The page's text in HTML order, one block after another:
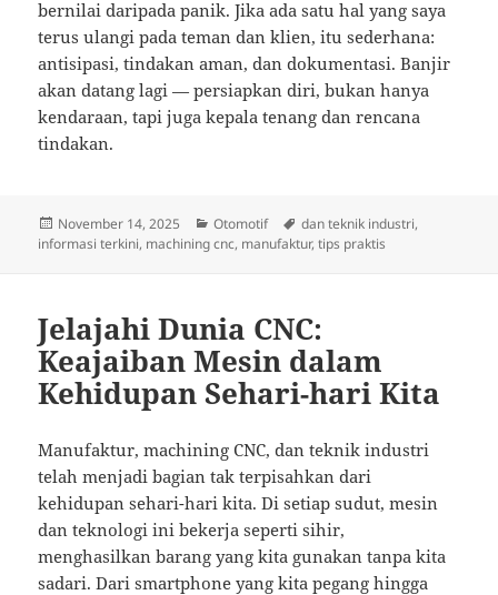
bernilai daripada panik. Jika ada satu hal yang saya
terus ulangi pada teman dan klien, itu sederhana:
antisipasi, tindakan aman, dan dokumentasi. Banjir
akan datang lagi — persiapkan diri, bukan hanya
kendaraan, tapi juga kepala tenang dan rencana
tindakan.
Posted
on
November 14, 2025 Categories
Otomotif Tags
dan teknik industri,
informasi terkini, machining cnc, manufaktur,tips praktis
Jelajahi Dunia CNC:
Keajaiban Mesin dalam
Kehidupan Sehari-hari Kita
Manufaktur, machining CNC, dan teknik industri
telah menjadi bagian tak terpisahkan dari
kehidupan sehari-hari kita. Di setiap sudut, mesin
dan teknologi ini bekerja seperti sihir,
menghasilkan barang yang kita gunakan tanpa kita
sadari. Dari smartphone yang kita pegang hingga